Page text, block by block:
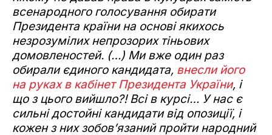
всенародного голосування обирати
Президента країни на основі якихось
незрозумілих непрозорих тіньових
домовленостей. (…) Ми вже один раз
обирали єдиного кандидата, внесли його
на руках в кабінет Президента України, і
що з цього вийшло?! Всі в курсі… У нас є
сильні достойні кандидати від опозиції, і
кожен з них зобов’язаний пройти народний